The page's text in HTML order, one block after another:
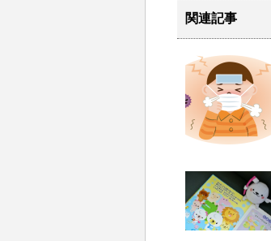
関連記事